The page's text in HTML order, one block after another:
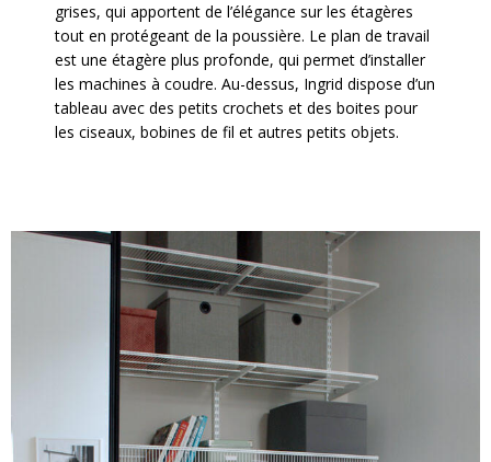
grises, qui apportent de l’élégance sur les étagères
tout en protégeant de la poussière. Le plan de travail
est une étagère plus profonde, qui permet d’installer
les machines à coudre. Au-dessus, Ingrid dispose d’un
tableau avec des petits crochets et des boites pour
les ciseaux, bobines de fil et autres petits objets.